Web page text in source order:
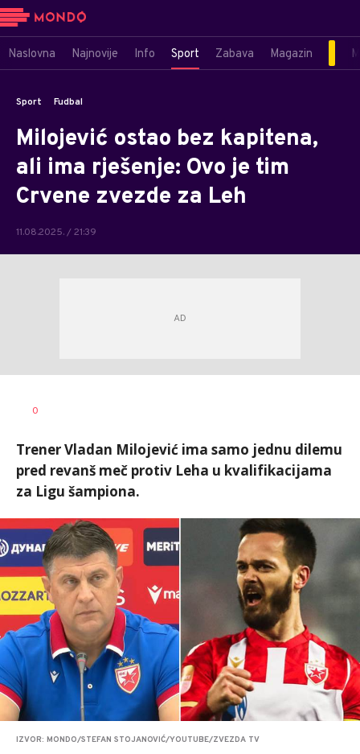
Naslovna Najnovije Info Sport Zabava Magazin
Sport Fudbal
Milojević ostao bez kapitena,
ali ima rješenje: Ovo je tim
Crvene zvezde za Leh
11.08.2025. / 21:39
AUTOR
0
Trener Vladan Milojević ima samo jednu dilemu
pred revanš meč protiv Leha u kvalifikacijama
za Ligu šampiona.
IZVOR: MONDO/STEFAN STOJANOVIĆ/YOUTUBE/ZVEZDA TV